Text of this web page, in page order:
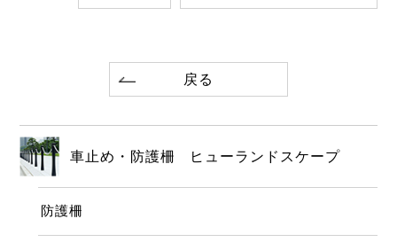
戻る
車止め・防護柵 ヒューランドスケープ
防護柵